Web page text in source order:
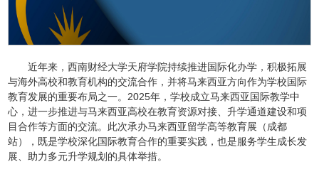
近年来，西南财经大学天府学院持续推进国际化办学，积极拓展
与海外高校和教育机构的交流合作，并将马来西亚方向作为学校国际
教育发展的重要布局之一。2025年，学校成立马来西亚国际教学中
心，进一步推进与马来西亚高校在教育资源对接、升学通道建设和项
目合作等方面的交流。此次承办马来西亚留学高等教育展（成都
站），既是学校深化国际教育合作的重要实践，也是服务学生成长发
展、助力多元升学规划的具体举措。